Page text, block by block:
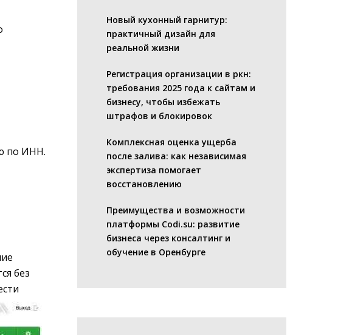
по ИНН.
без
Новый кухонный гарнитур:
практичный дизайн для
реальной жизни
Регистрация организации в ркн:
требования 2025 года к сайтам и
бизнесу, чтобы избежать
штрафов и блокировок
Комплексная оценка ущерба
после залива: как независимая
экспертиза помогает
восстановлению
Преимущества и возможности
платформы Codi.su: развитие
бизнеса через консалтинг и
обучение в Оренбурге